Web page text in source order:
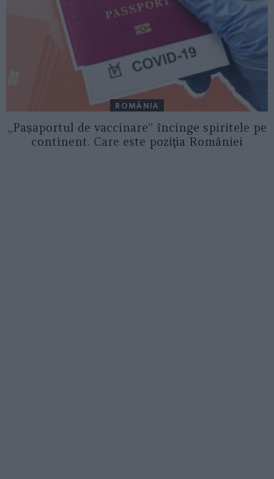
ROMÂNIA
„Pașaportul de vaccinare” încinge spiritele pe
continent. Care este poziţia României